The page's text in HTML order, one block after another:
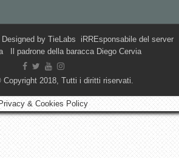
Designed by TieLabs iRREsponsabile del server
Il padrone della baracca Diego Cervia
2018, Tutti i diritti riservati.
& Cookies Policy